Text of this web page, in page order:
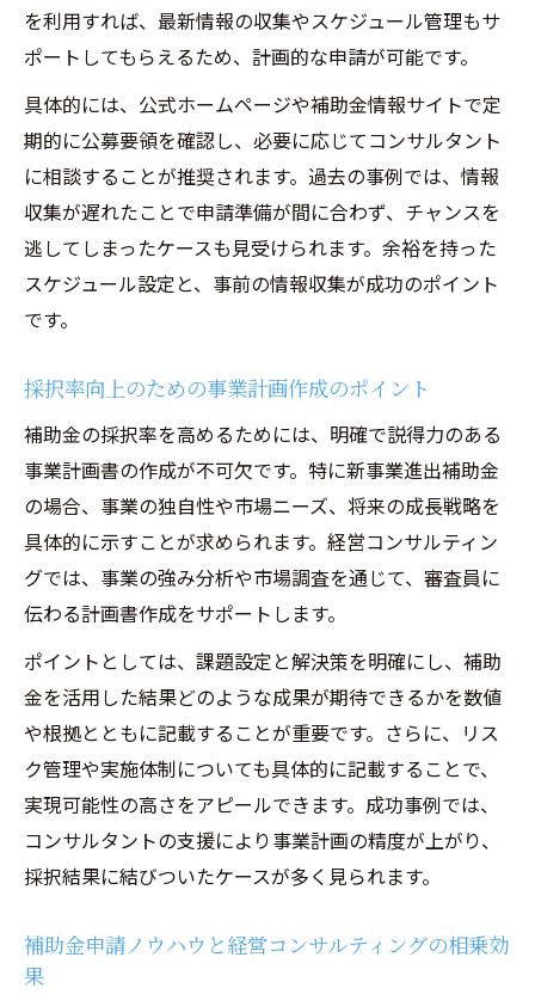
を利用すれば、最新情報の収集やスケジュール管理もサ
ポートしてもらえるため、計画的な申請が可能です。
具体的には、公式ホームページや補助金情報サイトで定
期的に公募要領を確認し、必要に応じてコンサルタント
に相談することが推奨されます。過去の事例では、情報
収集が遅れたことで申請準備が間に合わず、チャンスを
逃してしまったケースも見受けられます。余裕を持った
スケジュール設定と、事前の情報収集が成功のポイント
です。
採択率向上のための事業計画作成のポイント
補助金の採択率を高めるためには、明確で説得力のある
事業計画書の作成が不可欠です。特に新事業進出補助金
の場合、事業の独自性や市場ニーズ、将来の成長戦略を
具体的に示すことが求められます。経営コンサルティン
グでは、事業の強み分析や市場調査を通じて、審査員に
伝わる計画書作成をサポートします。
ポイントとしては、課題設定と解決策を明確にし、補助
金を活用した結果どのような成果が期待できるかを数値
や根拠とともに記載することが重要です。さらに、リス
ク管理や実施体制についても具体的に記載することで、
実現可能性の高さをアピールできます。成功事例では、
コンサルタントの支援により事業計画の精度が上がり、
採択結果に結びついたケースが多く見られます。
補助金申請ノウハウと経営コンサルティングの相乗効
果